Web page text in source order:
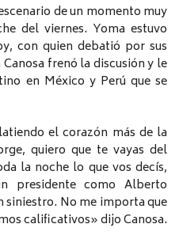
de un momento muy
del viernes. Yoma estuvo
con quien debatió por sus
frenó la discusión y le
en México y Perú que se
el corazón más de la
quiero que te vayas del
la noche lo que vos decís,
presidente como Alberto
siniestro. No me importa que
calificativos» dijo Canosa.